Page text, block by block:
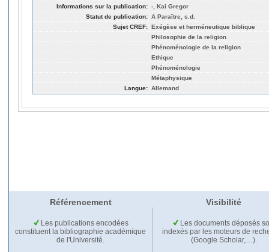
Informations sur la publication: -, Kai Gregor
Statut de publication: A Paraître, s.d.
Sujet CREF: Exégèse et herméneutique biblique
Philosophie de la religion
Phénoménologie de la religion
Ethique
Phénoménologie
Métaphysique
Langue: Allemand
Référencement Visibilité
Les publications encodées
constituent la bibliographie académique
de l'Université.
Les documents déposés
indexés par les moteurs de
(Google Scholar,…).